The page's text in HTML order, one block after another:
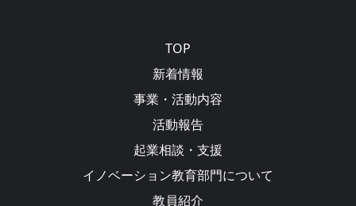
TOP
新着情報
事業・活動内容
活動報告
起業相談・支援
イノベーション教育部門について
教員紹介